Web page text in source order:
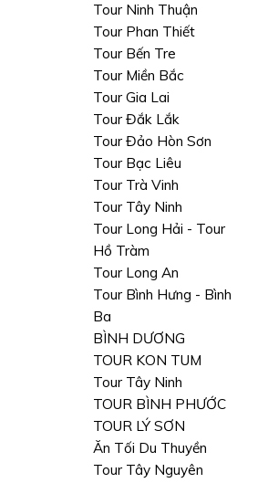
Tour Ninh Thuận
Tour Phan Thiết
Tour Bến Tre
Tour Miền Bắc
Tour Gia Lai
Tour Đắk Lắk
Tour Đảo Hòn Sơn
Tour Bạc Liêu
Tour Trà Vinh
Tour Tây Ninh
Tour Long Hải - Tour
Hồ Tràm
Tour Long An
Tour Bình Hưng - Bình
Ba
BÌNH DƯƠNG
TOUR KON TUM
Tour Tây Ninh
TOUR BÌNH PHƯỚC
TOUR LÝ SƠN
Ăn Tối Du Thuyền
Tour Tây Nguyên